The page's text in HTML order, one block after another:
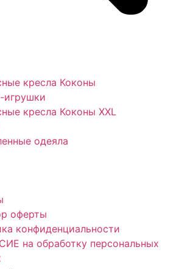
кресла Коконы
игрушки
кресла Коконы XXL
одеяла
оферты
конфиденциальности
на обработку персональных